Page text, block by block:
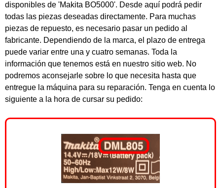
disponibles de 'Makita BO5000'. Desde aquí podrá pedir
todas las piezas deseadas directamente. Para muchas
piezas de repuesto, es necesario pasar un pedido al
fabricante. Dependiendo de la marca, el plazo de entrega
puede variar entre una y cuatro semanas. Toda la
información que tenemos está en nuestro sitio web. No
podremos aconsejarle sobre lo que necesita hasta que
entregue la máquina para su reparación. Tenga en cuenta lo
siguiente a la hora de cursar su pedido: